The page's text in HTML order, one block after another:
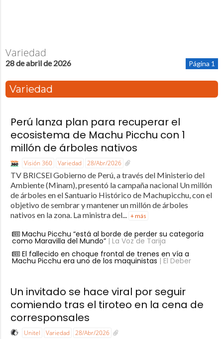
Variedad
28 de abril de 2026 Página 1
Variedad
Perú lanza plan para recuperar el
ecosistema de Machu Picchu con 1
millón de árboles nativos
Visión 360 Variedad 28/Abr/2026
TV BRICSEl Gobierno de Perú, a través del Ministerio del
Ambiente (Minam), presentó la campaña nacional Un millón
de árboles en el Santuario Histórico de Machupicchu, con el
objetivo de sembrar y mantener un millón de árboles
nativos en la zona. La ministra del...
+ más
Machu Picchu “está al borde de perder su categoría
como Maravilla del Mundo”| La Voz de Tarija
El fallecido en choque frontal de trenes en vía a
Machu Picchu era uno de los maquinistas | El Deber
Un invitado se hace viral por seguir
comiendo tras el tiroteo en la cena de
corresponsales
Unitel Variedad 28/Abr/2026